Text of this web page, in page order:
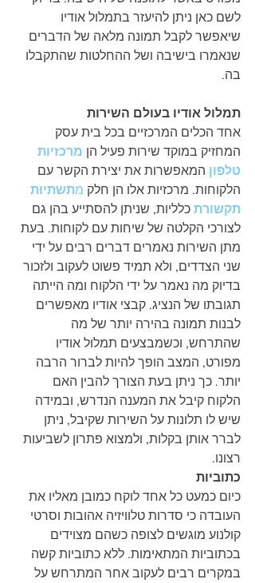
לשם כאן ניתן להיעזר בתמלול אודיו
שיאפשר לקבל תמונה מלאה של הדברים
שנאמרו בישיבה ושל ההחלטות שהתקבלו
בה.
תמלול אודיו בעולם השירות
אחד הכלים המרכזיים בכל בית עסק
המחזיק במוקד שירות פעיל הן מרכזיות
טלפון המאפשרות את יצירת הקשר עם
הלקוחות. מרכזיות אלו הן חלק מתשתיות
תקשורת כלליות, שניתן להסתייע בהן גם
לצורכי הקלטה של שיחות עם לקוחות. בעת
מתן השירות נאמרים דברים רבים על ידי
שני הצדדים, ולא תמיד פשוט לעקוב ולזכור
בדיוק מה נאמר על ידי הלקוח ומה הייתה
תגובתו של הנציג. קבצי אודיו מאפשרים
לבנות תמונה בהירה יותר של מה
שהתרחש, וכשמבצעים תמלול אודיו
מפורט, המצב הופך להיות לברור הרבה
יותר. כך ניתן בעת הצורך להבין האם
הלקוח קיבל את המענה הנדרש, ובמידה
שיש לו תלונות על השירות שקיבל, ניתן
לברר אותן בקלות, ולמצוא פתרון לשביעות
רצונו.
כתוביות
כיום כמעט כל אחד לוקח כמובן מאליו את
העובדה כי סדרות טלוויזיה אהובות וסרטי
קולנוע מוגשים לצופה כשהם מצוידים
בכתוביות המתאימות. ללא כתוביות קשה
במקרים רבים לעקוב אחר המתרחש על